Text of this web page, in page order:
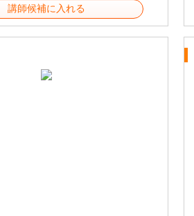
講師候補に入れる